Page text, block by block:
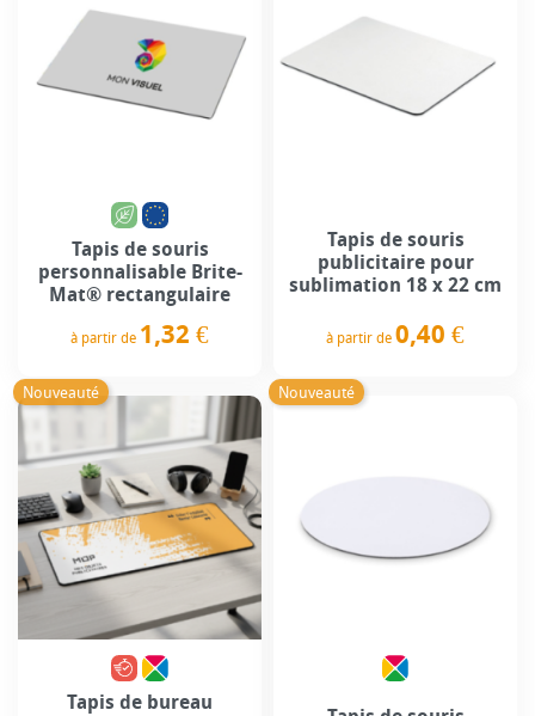
Tapis de souris
personnalisable Brite-
Mat® rectangulaire
à partir de 1,32 €
Tapis de souris
publicitaire pour
sublimation 18 x 22 cm
à partir de 0,40 €
Nouveauté
Tapis de bureau
Nouveauté